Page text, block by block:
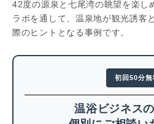
42度の源泉と七尾湾の眺望を楽し
ラボを通して、温泉地が観光誘客
際のヒントとなる事例です。
初回50分無
温浴ビジネス